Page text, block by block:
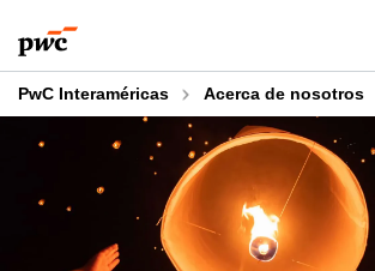
to
content
to
footer
PwC Interaméricas Acerca de nosotros